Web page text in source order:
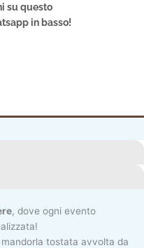
su questo
in basso!
, dove ogni evento
tostata avvolta da